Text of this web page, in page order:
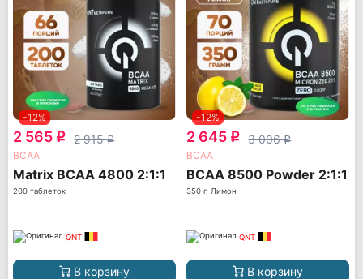
-12%
2 565 q 2 915q
ВСАА
Matrix BCAA 4800 2:1:1
200 таблеток
QNT
В корзину
-12%
2 645 q 3 006q
ВСАА
BCAA 8500 Powder 2:1:1
350 г, Лимон
QNT
В корзину